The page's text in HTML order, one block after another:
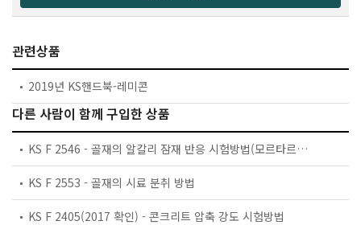
관련상품
2019년 KS핸드북-레미콘
다른 사람이 함께 구입한 상품
KS F 2546 - 골재의 알칼리 잠재 반응 시험방법(모르타르봉 방법)
KS F 2553 - 골재의 시료 분취 방법
KS F 2405(2017 확인) - 콘크리트 압축 강도 시험방법